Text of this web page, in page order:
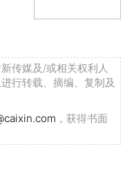
传媒及/或相关权利人
行转载、摘编、复制及
，获得书面